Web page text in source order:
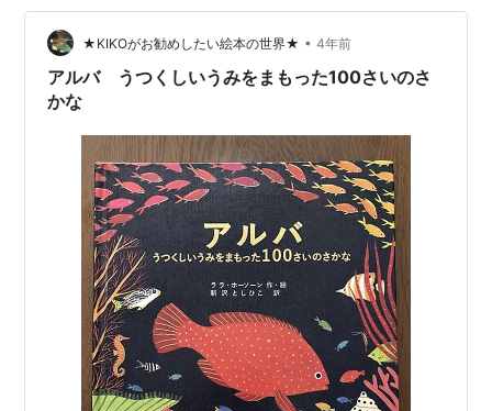
が高くて、暑さにも強かったです。間引かないと増え過
ぎる。日当たりが少ない方が花茎が…
★KIKOがお勧めしたい絵本の世界★ • 4年前
アルバ うつくしいうみをまもった100さいのさ
かな